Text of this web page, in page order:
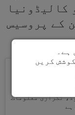
کالیڈونیا
کے پروسیس
تکراری معلومات
ہے
کریں